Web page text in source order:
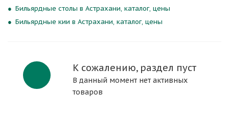
Бильярдные столы в Астрахани, каталог, цены
Бильярдные кии в Астрахани, каталог, цены
К сожалению, раздел пуст
В данный момент нет активных
товаров